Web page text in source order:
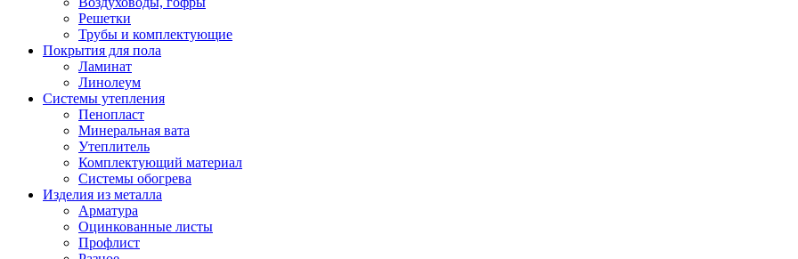
Решетки
Трубы и комплектующие
Покрытия для пола
Ламинат
Линолеум
Системы утепления
Пенопласт
Минеральная вата
Утеплитель
Комплектующий материал
Системы обогрева
Изделия из металла
Арматура
Оцинкованные листы
Профлист